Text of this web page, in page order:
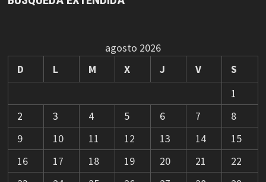
agosto 2026
D
L M X J V
S
1
2
3 4 5 6 7
8
9
10 11 12 13 14
15
16
17 18 19 20 21
22